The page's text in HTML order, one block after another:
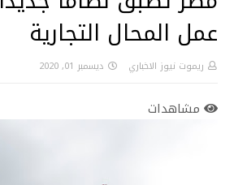
عمل المحال التجارية
ريموت نيوز الاخباري ديسمبر 01, 2020
مشاهدات